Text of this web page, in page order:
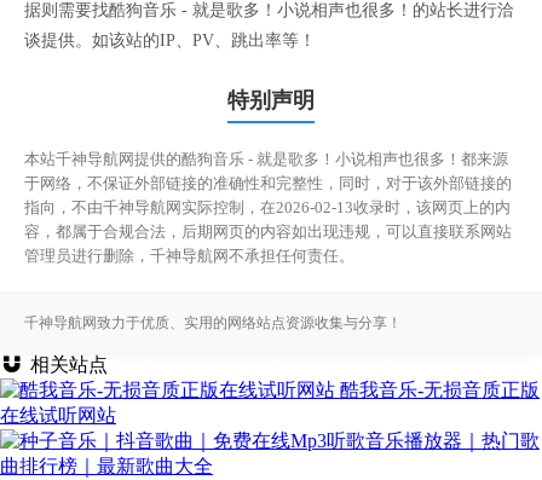
据则需要找酷狗音乐 - 就是歌多！小说相声也很多！的站长进行洽
谈提供。如该站的IP、PV、跳出率等！
特别声明
本站千神导航网提供的酷狗音乐 - 就是歌多！小说相声也很多！都来源
于网络，不保证外部链接的准确性和完整性，同时，对于该外部链接的
指向，不由千神导航网实际控制，在2026-02-13收录时，该网页上的内
容，都属于合规合法，后期网页的内容如出现违规，可以直接联系网站
管理员进行删除，千神导航网不承担任何责任。
千神导航网致力于优质、实用的网络站点资源收集与分享！
相关站点
酷我音乐-无损音质正版
在线试听网站